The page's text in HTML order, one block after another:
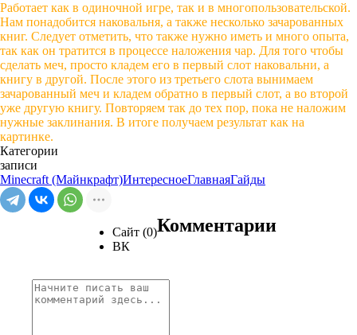
Работает как в одиночной игре, так и в многопользовательской.
Нам понадобится наковальня, а также несколько зачарованных
книг. Следует отметить, что также нужно иметь и много опыта,
так как он тратится в процессе наложения чар. Для того чтобы
сделать меч, просто кладем его в первый слот наковальни, а
книгу в другой. После этого из третьего слота вынимаем
зачарованный меч и кладем обратно в первый слот, а во второй
уже другую книгу. Повторяем так до тех пор, пока не наложим
нужные заклинания. В итоге получаем результат как на
картинке.
Категории
записи
Minecraft (Майнкрафт)ИнтересноеГлавнаяГайды
Сайт (0)
ВК
Комментарии